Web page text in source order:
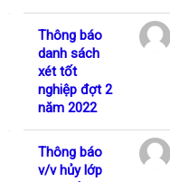
Thông báo
danh sách
xét tốt
nghiệp đợt 2
năm 2022
Thông báo
v/v hủy lớp